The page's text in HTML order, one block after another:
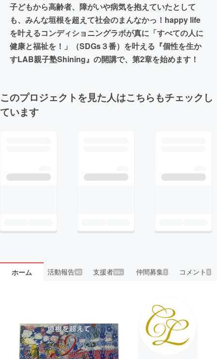
子どもから高齢者、障がいや病気を抱えていたとして
も、みんな垣根を超えて社会のまんなかっ！happy life
を叶えるコンディショニングラボが真に「すべての人に
健康と福祉を！」（SDGs３番）を叶える『個性を生か
すLAB親子塾Shining』の開講で、第2章を始めます！
このプロジェクトを見た人はこちらもチェックし
ています
ホーム 活動報告40 支援者99+ 仲間募集 1 コメント3